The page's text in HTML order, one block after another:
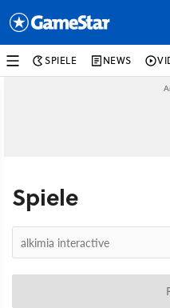
SPIELE NEWS
Spiele